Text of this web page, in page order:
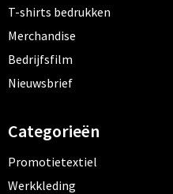
T-shirts bedrukken
Merchandise
Bedrijfsfilm
Nieuwsbrief
Categorieën
Promotietextiel
Werkkleding